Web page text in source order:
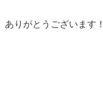
ありがとうございます！